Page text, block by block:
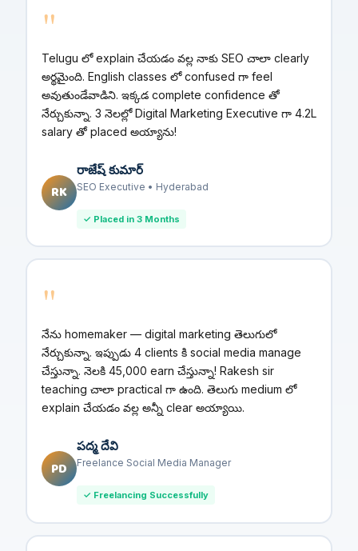
"
Telugu లో explain చేయడం వల్ల నాకు SEO చాలా clearly
అర్థమైంది. English classes లో confused గా feel
అవుతుండేవాడిని. ఇక్కడ complete confidence తో
నేర్చుకున్నా. 3 నెలల్లో Digital Marketing Executive గా ₹4.2L
salary తో placed అయ్యాను!
RK
రాజేష్ కుమార్
SEO Executive • Hyderabad
✓ Placed in 3 Months
"
నేను homemaker — digital marketing తెలుగులో
నేర్చుకున్నా. ఇప్పుడు 4 clients కి social media manage
చేస్తున్నా. నెలకి ₹45,000 earn చేస్తున్నా! Rakesh sir
teaching చాలా practical గా ఉంది. తెలుగు medium లో
explain చేయడం వల్ల అన్నీ clear అయ్యాయి.
PD
పద్మ దేవి
Freelance Social Media Manager
✓ Freelancing Successfully